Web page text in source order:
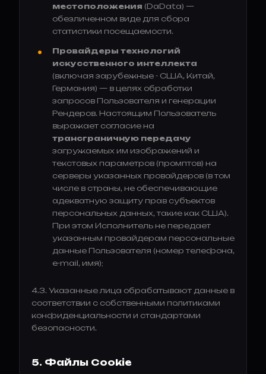
местоположения (DaData) —
обезличенном виде для сбора
статистики посещаемости.
Провайдеры технологий
искусственного интеллекта
(включая зарубежные - США, Китай,
Германия) — в целях обработки
запросов Пользователя и генерации
Рендеров. Настоящим Пользователь
выражает согласие на
трансграничную передачу
загружаемых им изображений и
текстовых параметров (промптов) на
серверы указанных провайдеров (в том
числе в страны, не обеспечивающие
адекватную защиту прав субъектов
персональных данных, такие как США).
При этом Исполнитель не передает
указанным провайдерам персональные
данные Пользователя (номер телефона,
e-mail, имя);
4.3. Указанные лица обрабатывают данные в
соответствии с собственными политиками
конфиденциальности и стандартами
безопасности.
5. Файлы Cookie